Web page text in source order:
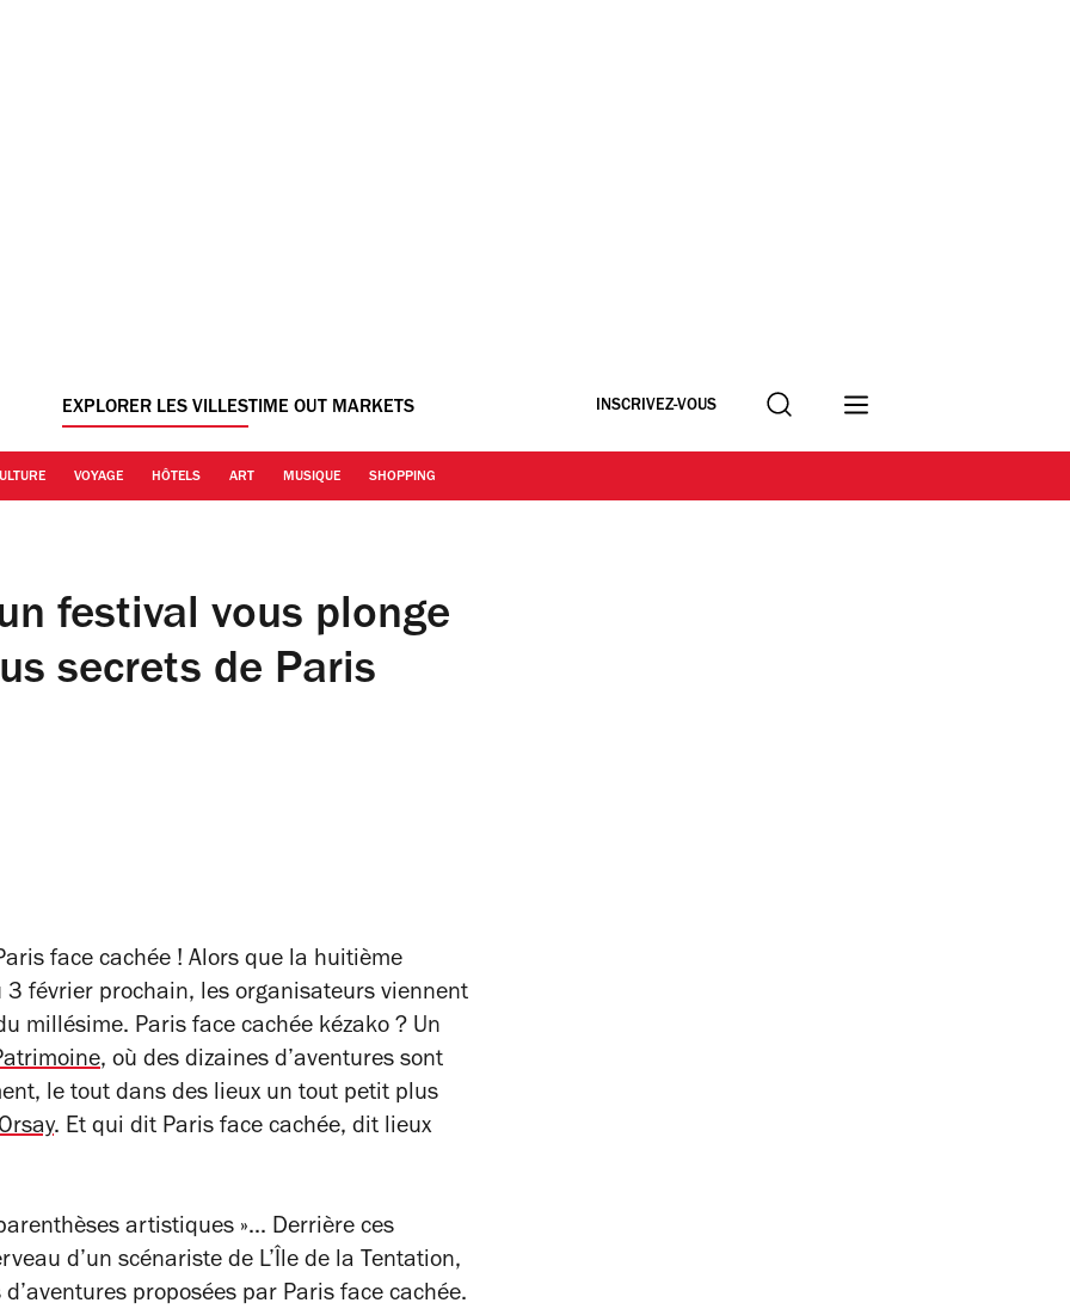
EXPLORER LES VILLESTIME OUT MARKETS INSCRIVEZ-VOUS Recherche
VOYAGE HÔTELS ART MUSIQUE SHOPPING
festival vous plonge
secrets de Paris
face cachée ! Alors que la huitième
février prochain, les organisateurs viennent
millésime. Paris face cachée kézako ? Un
, où des dizaines d’aventures sont
le tout dans des lieux un tout petit plus
. Et qui dit Paris face cachée, dit lieux
artistiques »... Derrière ces
d’un scénariste de L’Île de la Tentation,
proposées par Paris face cachée.